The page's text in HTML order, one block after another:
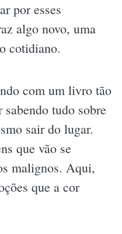
por esses
algo novo, uma
cotidiano.
com um livro tão
sabendo tudo sobre
sair do lugar.
que vão se
malignos. Aqui,
que a cor